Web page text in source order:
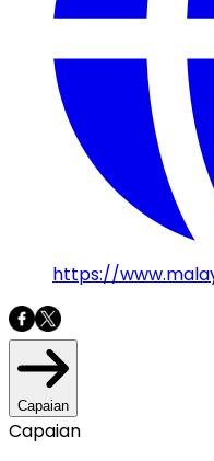
https://
Capaian
Capaian